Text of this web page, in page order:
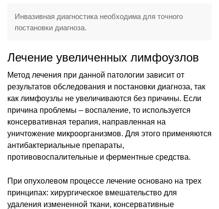
Инвазивная диагностика необходима для точного
постановки диагноза.
Лечение увеличенных лимфоузлов
Метод лечения при данной патологии зависит от
результатов обследования и постановки диагноза, так
как лимфоузлы не увеличиваются без причины. Если
причина проблемы – воспаление, то используется
консервативная терапия, направленная на
уничтожение микроорганизмов. Для этого применяются
антибактериальные препараты,
противовоспалительные и ферментные средства.
При опухолевом процессе лечение основано на трех
принципах: хирургическое вмешательство для
удаления измененной ткани, консервативные